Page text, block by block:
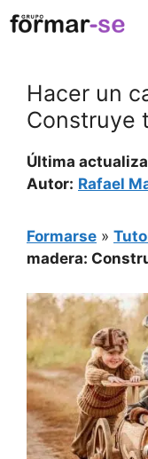
Saltar
al
Hacer un
Construye
Última
Autor: Rafael
Formarse »
madera: